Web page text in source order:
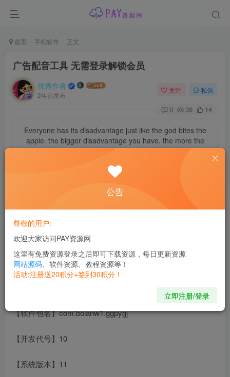
首页 手机软件 正文
广告配音工具 无需登录解锁会员
优秀作者
2年前发布
关注 私信
0 35 14
Everyone has its disadvantage just like the god bites the
apple. the bigger disadvantage you have, the more the
god appreciate it.
上帝特别喜欢他的芬芳
广告配音工具只需要输入文字就可以把文字转成语音，适用
于商场店铺广告促销配音、地摊叫卖录音制作
【软件名称】广告配音工具
【软件语言】中文
【软件包名】com.bolanw1.ggpygj
【开发代号】10
【系统版本】11
公告
尊敬的用户:
欢迎大家访问PAY资源网
这里有免费资源登录之后即可下载资源，每日更新资源
网站源码、软件资源、教程资源等！
活动:注册送20积分+签到30积分！
立即注册/登录